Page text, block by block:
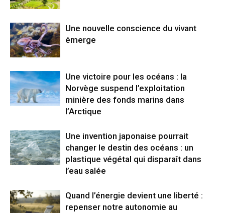
Une nouvelle conscience du vivant
émerge
Une victoire pour les océans : la
Norvège suspend l’exploitation
minière des fonds marins dans
l’Arctique
Une invention japonaise pourrait
changer le destin des océans : un
plastique végétal qui disparaît dans
l’eau salée
Quand l’énergie devient une liberté :
repenser notre autonomie au